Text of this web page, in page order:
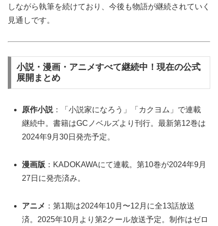
しながら執筆を続けており、今後も物語が継続されていく
見通しです。
小説・漫画・アニメすべて継続中！現在の公式
展開まとめ
原作小説：「小説家になろう」「カクヨム」で連載
継続中。書籍はGCノベルズより刊行。最新第12巻は
2024年9月30日発売予定。
漫画版 ：KADOKAWAにて連載。第10巻が2024年9月
27日に発売済み。
アニメ ：第1期は2024年10月〜12月に全13話放送
済。2025年10月より第2クール放送予定。制作はゼロ